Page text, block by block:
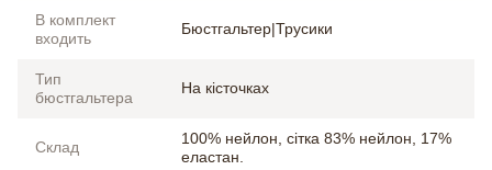
В комплект
входить
Бюстгальтер|Трусики
Тип
бюстгальтера
На кісточках
Склад
100% нейлон, сітка 83% нейлон, 17%
еластан.